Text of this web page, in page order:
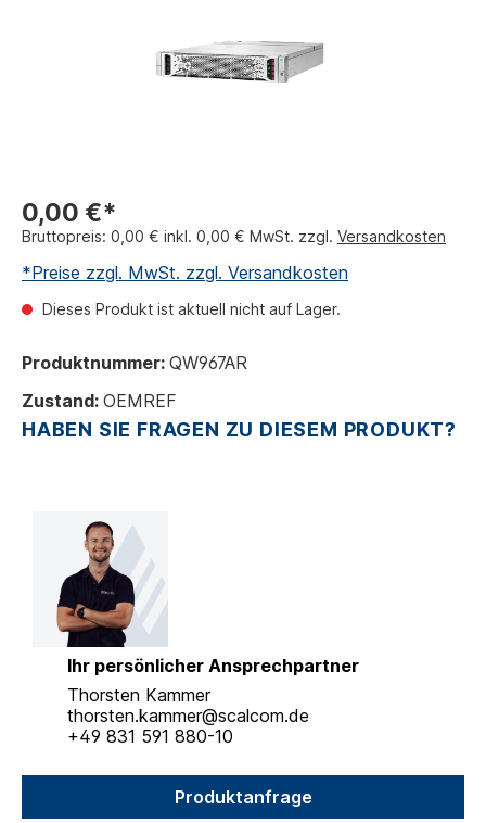
0,00 €*
Bruttopreis: 0,00 € inkl. 0,00 € MwSt. zzgl. Versandkosten
*Preise zzgl. MwSt. zzgl. Versandkosten
Dieses Produkt ist aktuell nicht auf Lager.
Produktnummer: QW967AR
Zustand: OEMREF
HABEN SIE FRAGEN ZU DIESEM PRODUKT?
Ihr persönlicher Ansprechpartner
Thorsten Kammer
thorsten.kammer@scalcom.de
+49 831 591 880-10
Produktanfrage